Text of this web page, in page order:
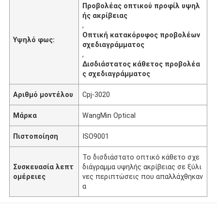
Υψηλό φως:
Προβολέας οπτικού προφίλ υψηλ
ής ακρίβειας
,
Οπτική κατακόρυφος προβολέων
σχεδιαγράμματος
,
Δισδιάστατος κάθετος προβολέα
ς σχεδιαγράμματος
Αριθμό μοντέλου Cpj-3020
Μάρκα WangMin Optical
Πιστοποίηση ISO9001
Συσκευασία λεπτ
ομέρειες
Το δισδιάστατο οπτικό κάθετο σχε
διάγραμμα υψηλής ακρίβειας σε ξύλι
νες περιπτώσεις που απαλλάχθηκαν
α